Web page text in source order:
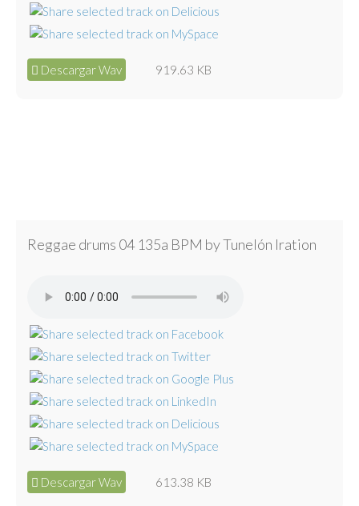
Descargar Wav 919.63 KB
Reggae drums 04 135a BPM by Tunelón Iration
Descargar Wav 613.38 KB